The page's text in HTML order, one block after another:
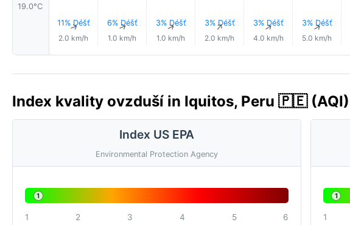
19.0°C
11% Déšť
↑
2.0 km/h
6% Déšť
↑
1.0 km/h
3% Déšť
↑
1.0 km/h
3% Déšť
↑
2.0 km/h
3% Déšť
↑
4.0 km/h
3% Déšť
↑
5.0 km/h
Index kvality ovzduší in Iquitos, Peru 🇵🇪 (AQI)
Index US EPA
Environmental Protection Agency
1
1 2 3 4 5 6
1
1